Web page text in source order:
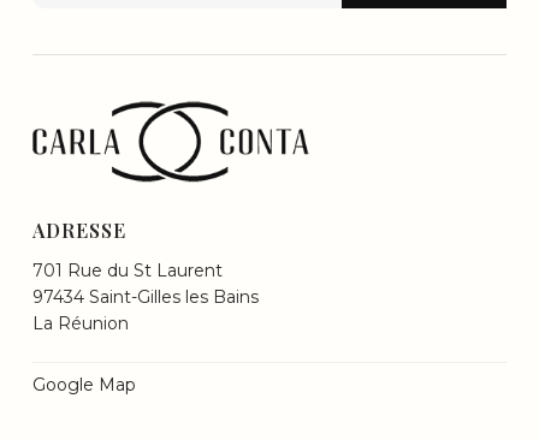
ADRESSE
701 Rue du St Laurent
97434 Saint-Gilles les Bains
La Réunion
Google Map